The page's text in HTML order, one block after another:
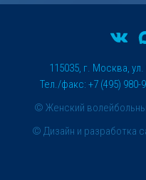
© Женский
115035, г. Москва,
Тел./факс: +7 (495) 980-
© Дизайн и разработка